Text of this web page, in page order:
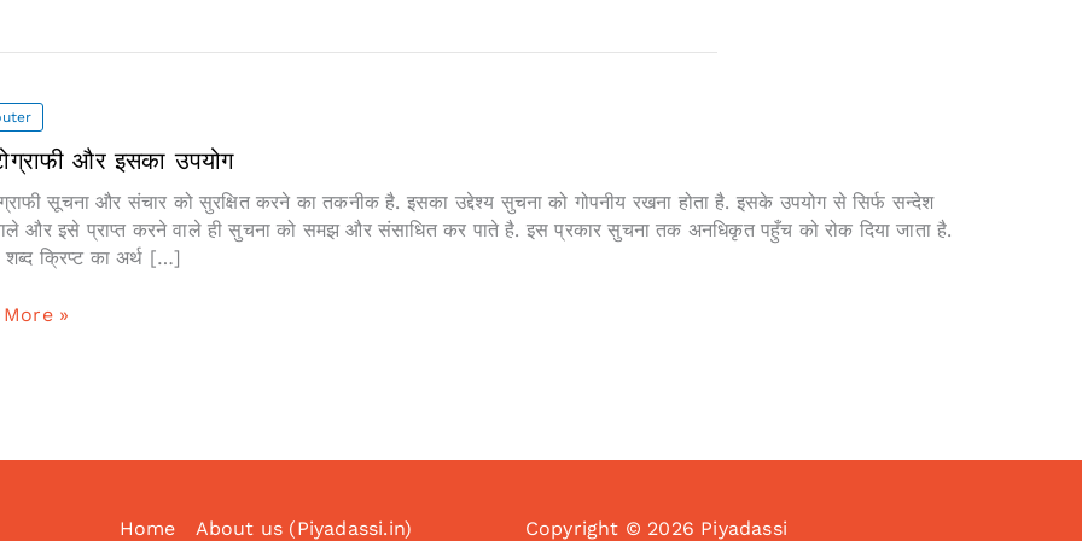
और इसका उपयोग
सूचना और संचार को सुरक्षित करने का तकनीक है. इसका उद्देश्य सुचना को गोपनीय रखना होता है. इसके उपयोग से सिर्फ सन्देश
और इसे प्राप्त करने वाले ही सुचना को समझ और संसाधित कर पाते है. इस प्रकार सुचना तक अनधिकृत पहुँच को रोक दिया जाता है.
शब्द क्रिप्ट का अर्थ […]
»
Home About us (Piyadassi.in) Copyright © 2026 Piyadassi